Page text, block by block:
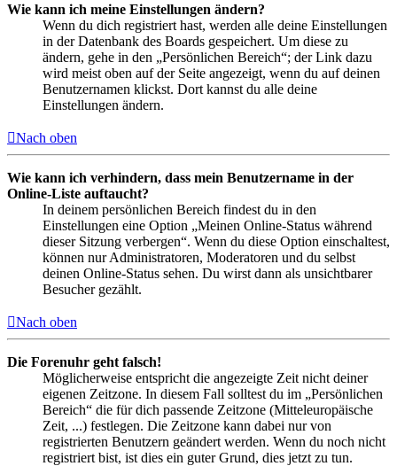
Wie kann ich meine Einstellungen ändern?
Wenn du dich registriert hast, werden alle deine Einstellungen
in der Datenbank des Boards gespeichert. Um diese zu
ändern, gehe in den „Persönlichen Bereich“; der Link dazu
wird meist oben auf der Seite angezeigt, wenn du auf deinen
Benutzernamen klickst. Dort kannst du alle deine
Einstellungen ändern.
Nach oben
Wie kann ich verhindern, dass mein Benutzername in der
Online-Liste auftaucht?
In deinem persönlichen Bereich findest du in den
Einstellungen eine Option „Meinen Online-Status während
dieser Sitzung verbergen“. Wenn du diese Option einschaltest,
können nur Administratoren, Moderatoren und du selbst
deinen Online-Status sehen. Du wirst dann als unsichtbarer
Besucher gezählt.
Nach oben
Die Forenuhr geht falsch!
Möglicherweise entspricht die angezeigte Zeit nicht deiner
eigenen Zeitzone. In diesem Fall solltest du im „Persönlichen
Bereich“ die für dich passende Zeitzone (Mitteleuropäische
Zeit, ...) festlegen. Die Zeitzone kann dabei nur von
registrierten Benutzern geändert werden. Wenn du noch nicht
registriert bist, ist dies ein guter Grund, dies jetzt zu tun.